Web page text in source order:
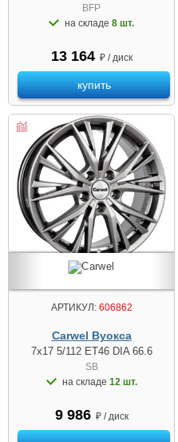
BFP
на складе 8 шт.
13 164 ₽ / диск
купить
АРТИКУЛ:606862
Carwel Вуокса
7x17 5/112 ET46 DIA 66.6
SB
на складе 12 шт.
9 986 ₽ / диск